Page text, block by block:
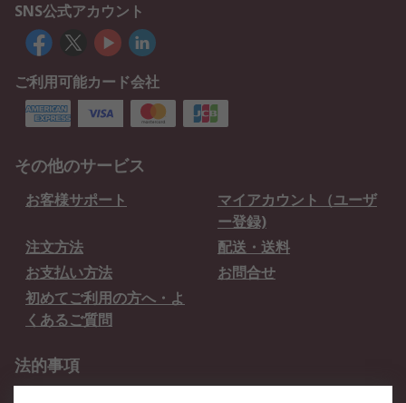
SNS公式アカウント
ご利用可能カード会社
その他のサービス
お客様サポート
マイアカウント（ユーザ
ー登録)
注文方法
配送・送料
お支払い方法
お問合せ
初めてご利用の方へ・よ
くあるご質問
法的事項